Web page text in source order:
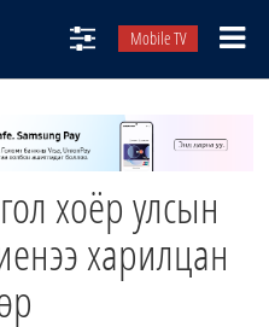
Mobile TV
хоёр улсын
харилцан